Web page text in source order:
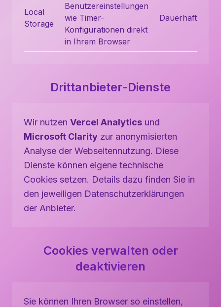
Local
Storage
Benutzereinstellungen
wie Timer-
Konfigurationen direkt
in Ihrem Browser
Dauerhaft
Drittanbieter-Dienste
Wir nutzen Vercel Analytics und
Microsoft Clarity zur anonymisierten
Analyse der Webseitennutzung. Diese
Dienste können eigene technische
Cookies setzen. Details dazu finden Sie in
den jeweiligen Datenschutzerklärungen
der Anbieter.
Cookies verwalten oder
deaktivieren
Sie können Ihren Browser so einstellen,